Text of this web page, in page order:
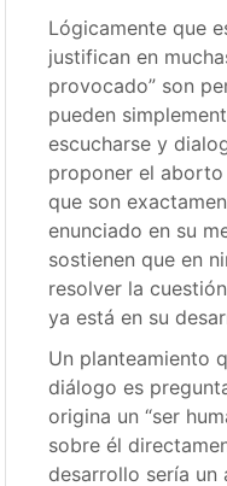
Lógicamente que
justifican en
provocado” son
pueden
escucharse y
proponer el
que son
enunciado en su
sostienen que en
resolver la
ya está en su
Un planteamiento
diálogo es
origina un “ser
sobre él
desarrollo sería